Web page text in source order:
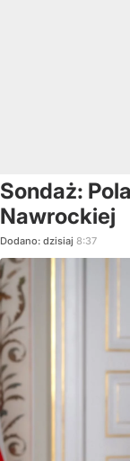
Sondaż:
Nawrockiej
Dodano: dzisiaj 8:37